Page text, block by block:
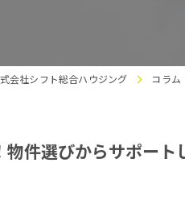
会社シフト総合ハウジング コラム
件選びからサポート